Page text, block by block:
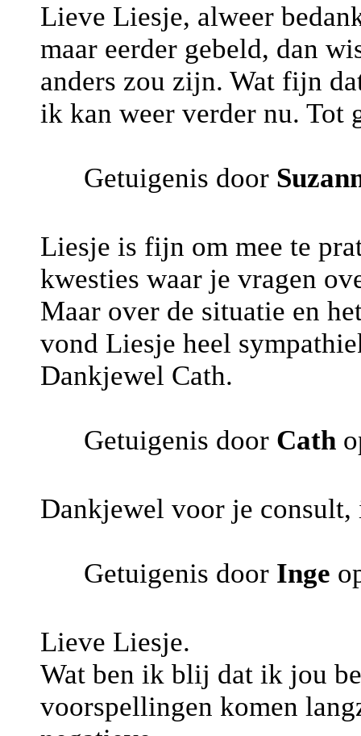
Lieve Liesje, alweer
maar eerder gebeld, dan
anders zou zijn. Wat fijn
ik kan weer verder nu. Tot
Getuigenis door
Liesje is fijn om mee te
kwesties waar je vragen
Maar over de situatie en
vond Liesje heel
Dankjewel Cath.
Getuigenis door Cath
Dankjewel voor je
Getuigenis door Inge
Lieve Liesje.
Wat ben ik blij dat ik jou
voorspellingen komen